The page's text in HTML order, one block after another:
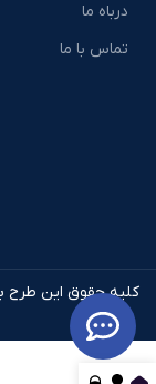
درباه ما
تماس با ما
کلیه حقوق این طرح